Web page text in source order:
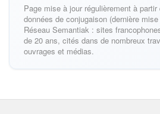
Page mise à jour régulièrement à
données de conjugaison (dernière
Réseau Semantiak : sites
de 20 ans, cités dans de nombreux
ouvrages et médias.